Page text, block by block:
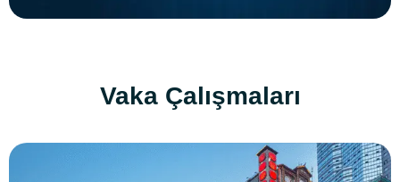
Vaka Çalışmaları